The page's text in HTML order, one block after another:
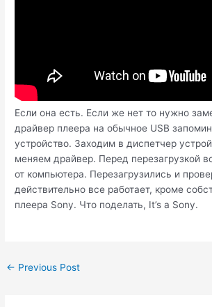
Если она есть. Если же нет то нужно
драйвер плеера на обычное USB
устройство. Заходим в диспетчер
меняем драйвер. Перед перезагрузкой
от компьютера. Перезагрузились и
действительно все работает, кроме
плеера Sony. Что поделать, It’s a Sony.
Post
← Previous Post